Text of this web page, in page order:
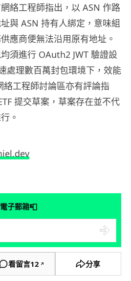
絡工程師指出，以 ASN 作路
與 ASN 持有人綁定，意味組
應商便無法沿用原有地址。
須進行 OAuth2 JWT 驗證設
處理數百萬封包環境下，效能
工程師討論區亦有評論指
提交草案，草案存在並不代
。
子郵箱📮
看留言12 ↗ 分享